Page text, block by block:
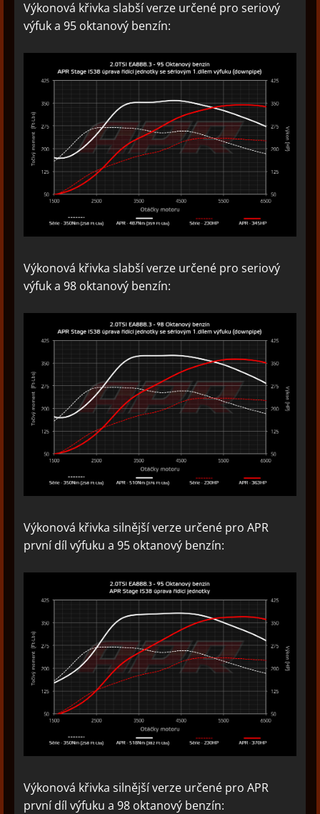
Výkonová křivka slabší verze určené pro seriový
výfuk a 95 oktanový benzín:
Výkonová křivka slabší verze určené pro seriový
výfuk a 98 oktanový benzín:
Výkonová křivka silnější verze určené pro APR
první díl výfuku a 95 oktanový benzín:
Výkonová křivka silnější verze určené pro APR
první díl výfuku a 98 oktanový benzín: